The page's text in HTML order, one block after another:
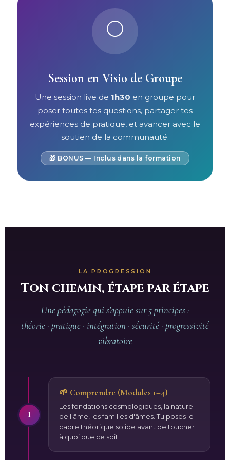
🌕
Session en Visio de Groupe
Une session live de 1h30 en groupe pour
poser toutes tes questions, partager tes
expériences de pratique, et avancer avec le
soutien de la communauté.
🎁 BONUS — Inclus dans la formation
LA PROGRESSION
Ton chemin, étape par étape
Une pédagogie qui s'appuie sur 5 principes :
théorie · pratique · intégration · sécurité · progressivité
vibratoire
🌱 Comprendre (Modules 1–4)
Les fondations cosmologiques, la nature
de l'âme, les familles d'âmes. Tu poses le
cadre théorique solide avant de toucher
à quoi que ce soit.
1